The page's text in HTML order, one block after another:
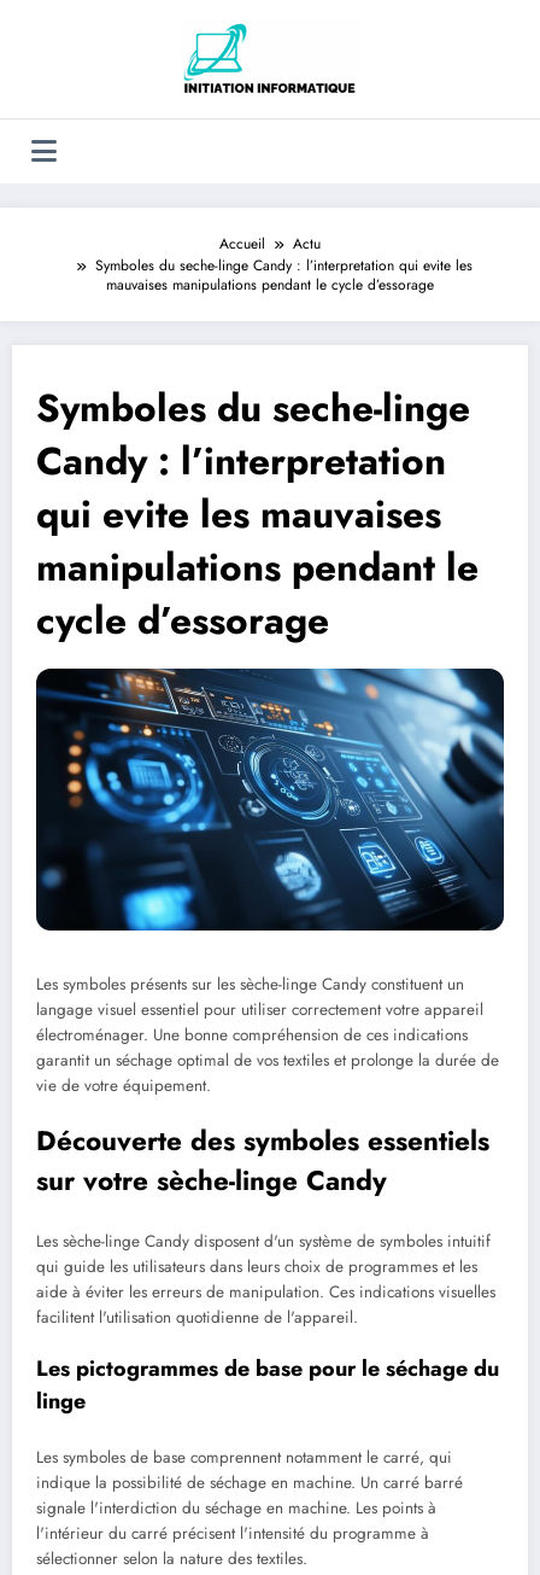
Accueil
Actu
Symboles du seche-linge Candy : l’interpretation qui evite les
mauvaises manipulations pendant le cycle d’essorage
Symboles du seche-linge
Candy : l’interpretation
qui evite les mauvaises
manipulations pendant le
cycle d’essorage
Les symboles présents sur les sèche-linge Candy constituent un
langage visuel essentiel pour utiliser correctement votre appareil
électroménager. Une bonne compréhension de ces indications
garantit un séchage optimal de vos textiles et prolonge la durée de
vie de votre équipement.
Découverte des symboles essentiels
sur votre sèche-linge Candy
Les sèche-linge Candy disposent d'un système de symboles intuitif
qui guide les utilisateurs dans leurs choix de programmes et les
aide à éviter les erreurs de manipulation. Ces indications visuelles
facilitent l'utilisation quotidienne de l'appareil.
Les pictogrammes de base pour le séchage du
linge
Les symboles de base comprennent notamment le carré, qui
indique la possibilité de séchage en machine. Un carré barré
signale l'interdiction du séchage en machine. Les points à
l'intérieur du carré précisent l'intensité du programme à
sélectionner selon la nature des textiles.